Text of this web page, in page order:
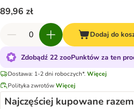
89,96 zł
Dodaj do
Zdobądź 22 zooPunktów za ten
Dostawa: 1-2 dni roboczych*. Więcej
Polityka zwrotówWięcej
Najczęściej kupowane razem